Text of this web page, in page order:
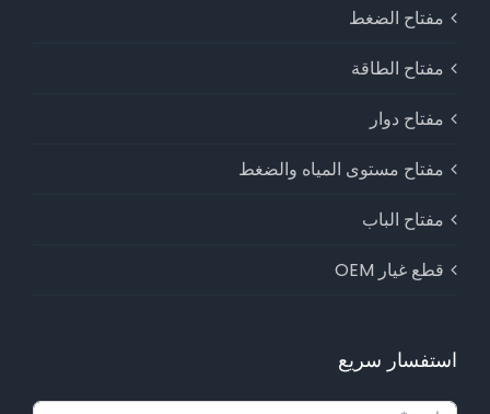
مفتاح الضغط
مفتاح الطاقة
مفتاح دوار
مفتاح مستوى المياه والضغط
مفتاح الباب
قطع غيار OEM
استفسار سريع